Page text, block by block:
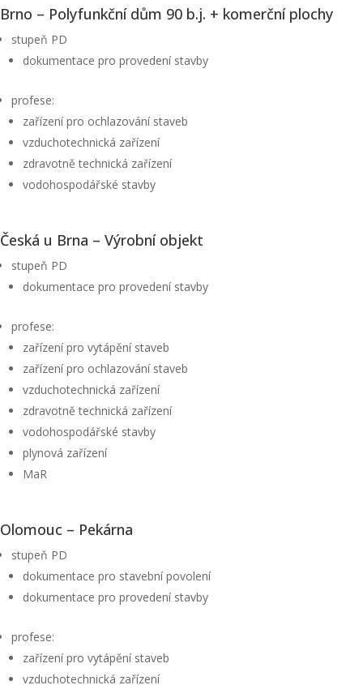
Brno – Polyfunkční dům 90 b.j. + komerční plochy
stupeň PD
dokumentace pro provedení stavby
profese:
zařízení pro ochlazování staveb
vzduchotechnická zařízení
zdravotně technická zařízení
vodohospodářské stavby
Česká u Brna – Výrobní objekt
stupeň PD
dokumentace pro provedení stavby
profese:
zařízení pro vytápění staveb
zařízení pro ochlazování staveb
vzduchotechnická zařízení
zdravotně technická zařízení
vodohospodářské stavby
plynová zařízení
MaR
Olomouc – Pekárna
stupeň PD
dokumentace pro stavební povolení
dokumentace pro provedení stavby
profese:
zařízení pro vytápění staveb
vzduchotechnická zařízení